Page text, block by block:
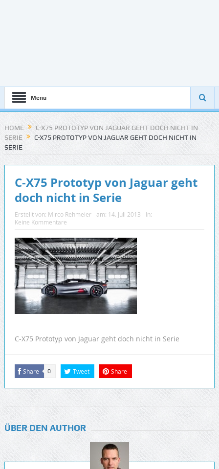
Menu
HOME
C-X75 PROTOTYP VON JAGUAR GEHT DOCH NICHT IN
SERIE
C-X75 PROTOTYP VON JAGUAR GEHT DOCH NICHT IN
SERIE
C-X75 Prototyp von Jaguar geht
doch nicht in Serie
Erstellt von: Mirco Rehmeier am: 14. Juli 2013
In:
Keine Kommentare
C-X75 Prototyp von Jaguar geht doch nicht in Serie
Share 0 Tweet Share
ÜBER DEN AUTHOR